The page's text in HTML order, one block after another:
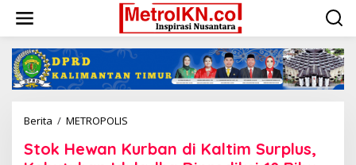
konten
Berita / METROPOLIS
Kurban
Stok Hewan Kurban di Kaltim Surplus,